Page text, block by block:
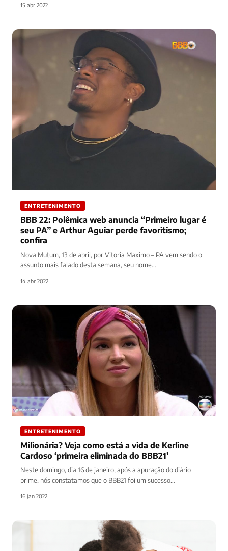
15 abr 2022
ENTRETENIMENTO
BBB 22: Polêmica web anuncia “Primeiro lugar é
seu PA” e Arthur Aguiar perde favoritismo;
confira
Nova Mutum, 13 de abril, por Vitoria Maximo – PA vem sendo o
assunto mais falado desta semana, seu nome…
14 abr 2022
ENTRETENIMENTO
Milionária? Veja como está a vida de Kerline
Cardoso ‘primeira eliminada do BBB21’
Neste domingo, dia 16 de janeiro, após a apuração do diário
prime, nós constatamos que o BBB21 foi um sucesso…
16 jan 2022